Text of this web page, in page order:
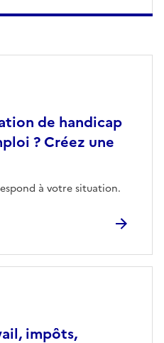
de handicap
? Créez une
à votre situation.
impôts,